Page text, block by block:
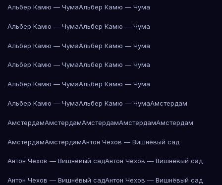
Альбер Камю — ЧумаАльбер Камю — Чума
Альбер Камю — ЧумаАльбер Камю — Чума
Альбер Камю — ЧумаАльбер Камю — Чума
Альбер Камю — ЧумаАльбер Камю — Чума
Альбер Камю — ЧумаАльбер Камю — Чума
Альбер Камю — ЧумаАльбер Камю — ЧумаАмстердам
АмстердамАмстердамАмстердамАмстердамАмстердам
АмстердамАмстердамАнтон Чехов — Вишнёвый сад
Антон Чехов — Вишнёвый садАнтон Чехов — Вишнёвый сад
Антон Чехов — Вишнёвый садАнтон Чехов — Вишнёвый сад